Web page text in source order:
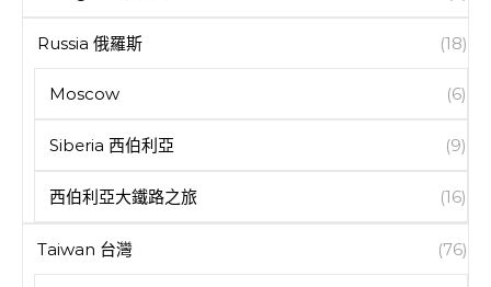
Russia 俄羅斯 (18)
Moscow (6)
Siberia 西伯利亞 (9)
西伯利亞大鐵路之旅 (16)
Taiwan 台灣 (76)